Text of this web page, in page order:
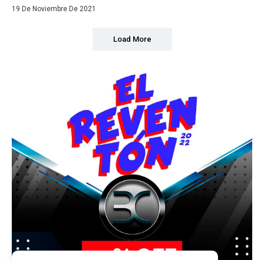
19 De Noviembre De 2021
Load More